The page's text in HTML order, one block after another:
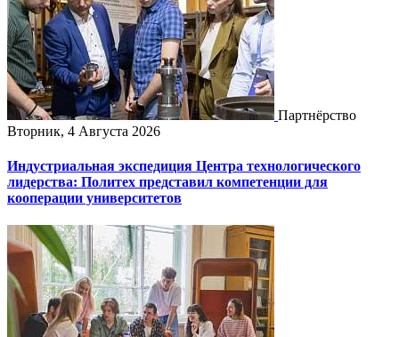
Партнёрство
Вторник, 4 Августа 2026
Индустриальная экспедиция Центра технологического
лидерства: Политех представил компетенции для
кооперации университетов